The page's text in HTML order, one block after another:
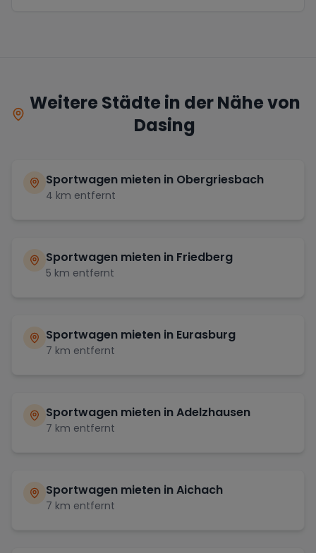
Weitere Städte in der Nähe von
Dasing
Sportwagen mieten in Obergriesbach
4 km entfernt
Sportwagen mieten in Friedberg
5 km entfernt
Sportwagen mieten in Eurasburg
7 km entfernt
Sportwagen mieten inAdelzhausen
7 km entfernt
Sportwagen mieten inAichach
7 km entfernt